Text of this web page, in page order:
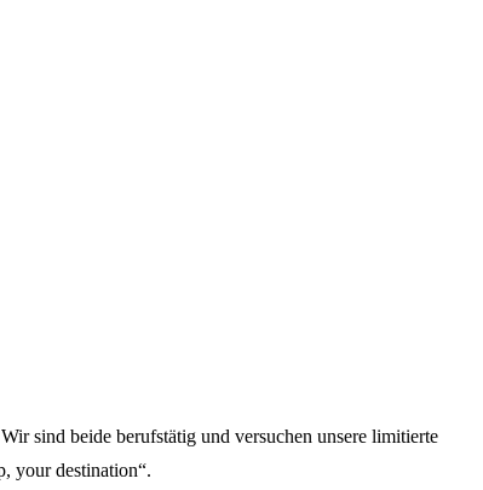
sind beide berufstätig und versuchen unsere limitierte
your destination“.